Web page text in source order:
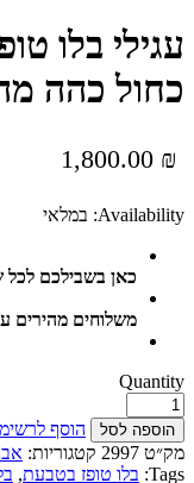
עגילי בלו
כחול כהה מהמם
1,800.00 ₪
Availability: במלאי
כאן בשבילכם
משלוחים מהירים
Quantity
הוספה לסל
הוסף
מק״ט 2997 קטגוריות:
Tags: בלו טופז בטבעת,